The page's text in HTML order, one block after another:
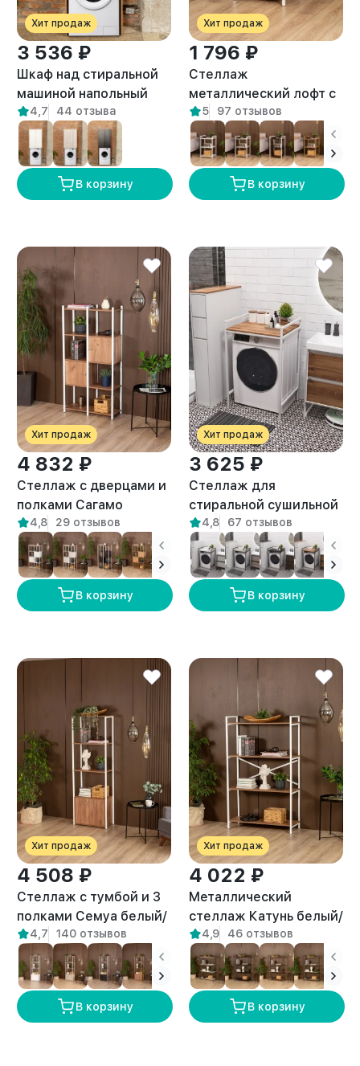
Хит продаж
3 536 ₽
Шкаф над стиральной
машиной напольный
Гата амаретто
4,7 44 отзыва
В корзину
Хит продаж
1 796 ₽
Стеллаж
металлический лофт с
полками Двина белый/
амаретто
5 97 отзывов
В корзину
Хит продаж
4 832 ₽
Стеллаж с дверцами и
полками Сагамо
белый/амаретто
4,8 29 отзывов
В корзину
Хит продаж
3 625 ₽
Стеллаж для
стиральной сушильной
машин Шексна белый/
амаретто
4,8 67 отзывов
В корзину
Хит продаж
4 508 ₽
Стеллаж с тумбой и 3
полками Семуа белый/
амаретто
4,7 140 отзывов
В корзину
Хит продаж
4 022 ₽
Металлический
стеллаж Катунь белый/
амаретто
4,9 46 отзывов
В корзину